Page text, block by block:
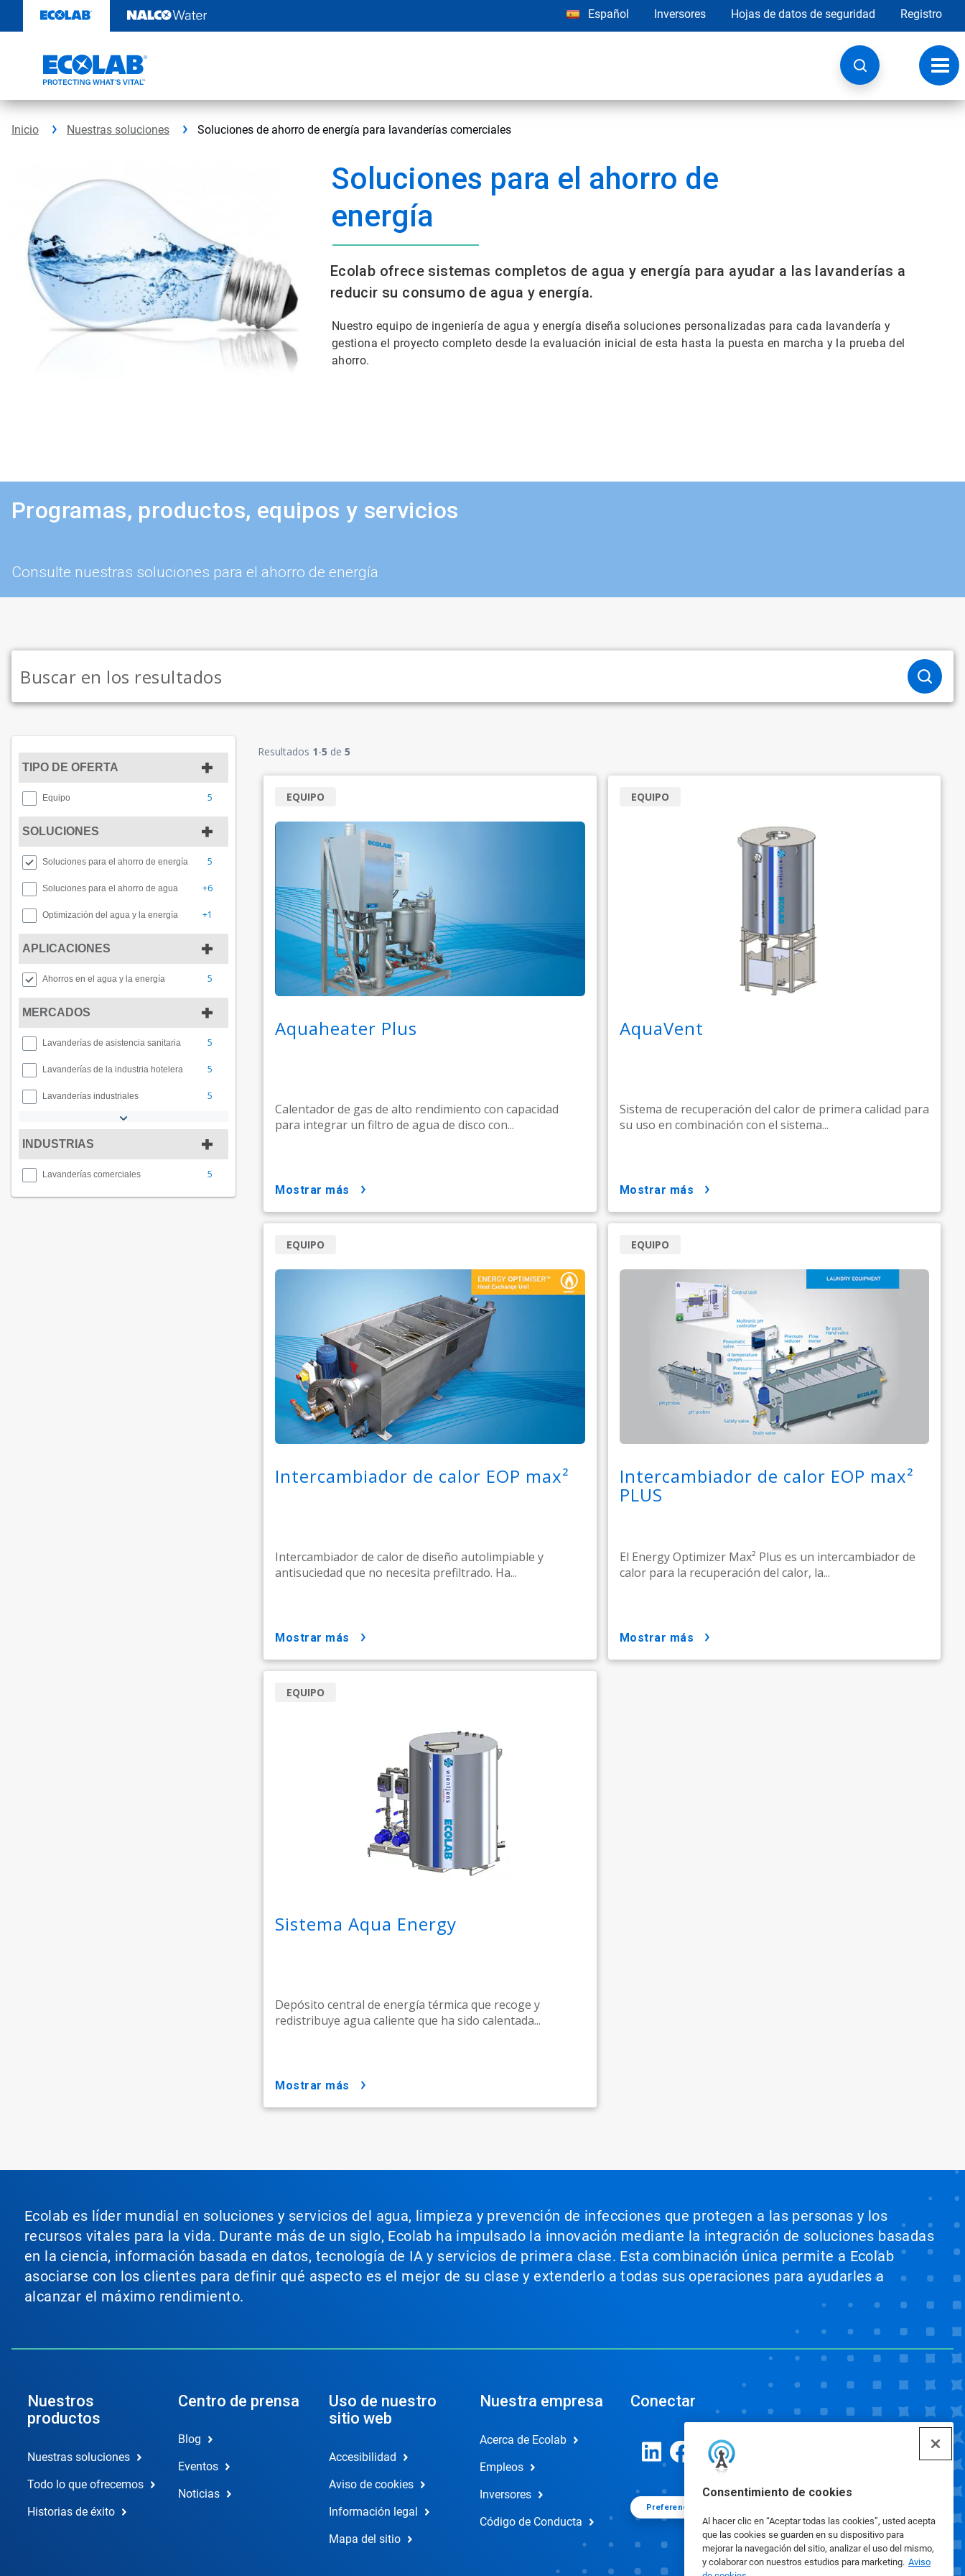
contenido
Consentimiento de cookies
Al hacer clic en “Aceptar todas las cookies”, usted acepta
que las cookies se guarden en su dispositivo para
mejorar la navegación del sitio, analizar el uso del mismo,
y colaborar con nuestros estudios para marketing. Aviso
Español Inversores Hojas de datos de seguridad Registro
de
Inicio Nuestras soluciones Soluciones de ahorro de energía para lavanderías comerciales
Soluciones para el ahorro de
energía
Ecolab ofrece sistemas completos de agua y energía para ayudar a las lavanderías a
reducir su consumo de agua y energía.
Nuestro equipo de ingeniería de agua y energía diseña soluciones personalizadas para cada lavandería y
gestiona el proyecto completo desde la evaluación inicial de esta hasta la puesta en marcha y la prueba del
ahorro.
Programas, productos, equipos y servicios
Consulte nuestras soluciones para el ahorro de energía
TIPO DE OFERTA
Equipo 5
SOLUCIONES
Soluciones para el ahorro de energía 5
Soluciones para el ahorro de agua +6
Optimización del agua y la energía +1
APLICACIONES
Ahorros en el agua y la energía 5
MERCADOS
Lavanderías de asistencia sanitaria 5
Lavanderías de la industria hotelera 5
Lavanderías industriales 5
INDUSTRIAS
Lavanderías comerciales 5
Resultados 1-5 de 5
Aquaheater Plus
Calentador de gas de alto rendimiento con capacidad
para integrar un filtro de agua de disco con...
EQUIPO
mostrar más
AquaVent
Sistema de recuperación del calor de primera calidad para
su uso en combinación con el sistema...
EQUIPO
mostrar más
Intercambiador de calor EOP max²
Intercambiador de calor de diseño autolimpiable y
antisuciedad que no necesita prefiltrado. Ha...
EQUIPO
mostrar más
Intercambiador de calor EOP max²
PLUS
El Energy Optimizer Max² Plus es un intercambiador de
calor para la recuperación del calor, la...
EQUIPO
mostrar más
Sistema Aqua Energy
Depósito central de energía térmica que recoge y
redistribuye agua caliente que ha sido calentada...
EQUIPO
mostrar más
Ecolab es líder mundial en soluciones y servicios del agua, limpieza y prevención de infecciones que protegen a las personas y los
recursos vitales para la vida. Durante más de un siglo, Ecolab ha impulsado la innovación mediante la integración de soluciones basadas
en la ciencia, información basada en datos, tecnología de IA y servicios de primera clase. Esta combinación única permite a Ecolab
asociarse con los clientes para definir qué aspecto es el mejor de su clase y extenderlo a todas sus operaciones para ayudarles a
alcanzar el máximo rendimiento.
Nuestros
productos
Nuestras soluciones
Todo lo que ofrecemos
Historias de éxito
Centro de prensa
Blog
Eventos
Noticias
Uso de nuestro
sitio web
Accesibilidad
Aviso de cookies
Información legal
Mapa del sitio
Nuestra empresa
Acerca de Ecolab
Empleos
Inversores
Código de Conducta
Conectar
Preferencias de cookies